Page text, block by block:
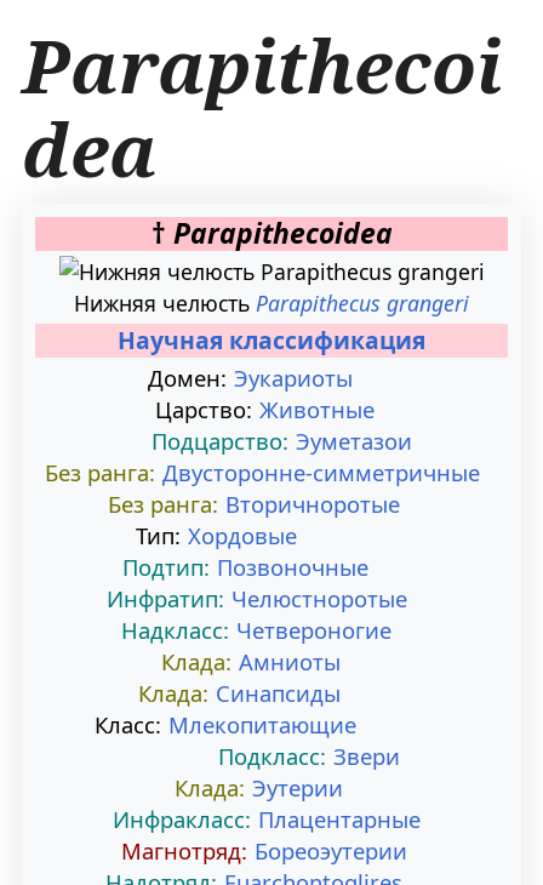
Parapithecoi
dea
ПП
† Parapithecoidea
Нижняя челюсть Parapithecus grangeri
Научная классификация
Домен: Эукариоты
Царство: Животные
Подцарство: Эуметазои
Без ранга: Двусторонне-симметричные
Без ранга: Вторичноротые
Тип: Хордовые
Подтип: Позвоночные
Инфратип: Челюстноротые
Надкласс: Четвероногие
Клада: Амниоты
Клада: Синапсиды
Класс: Млекопитающие
Подкласс: Звери
Клада: Эутерии
Инфракласс: Плацентарные
Магнотряд: Бореоэутерии